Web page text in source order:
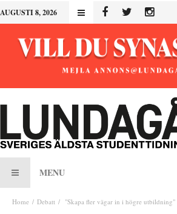
AUGUSTI 8, 2026
MENU
Home Debatt "Skapa fler vägar in i högre utbildning"